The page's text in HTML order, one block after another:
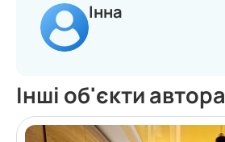
Інна
Інші об'єкти автора